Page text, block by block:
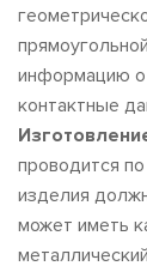
информацию о
контактные
проводится
изделия
может иметь